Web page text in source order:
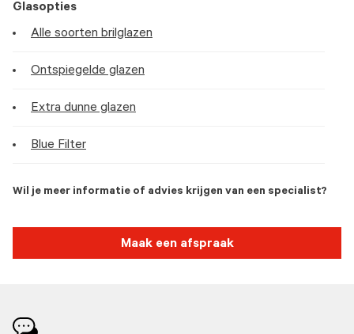
Glasopties
Alle soorten brilglazen
Ontspiegelde glazen
Extra dunne glazen
Blue Filter
Wil je meer informatie of advies krijgen van een specialist?
Maak een afspraak